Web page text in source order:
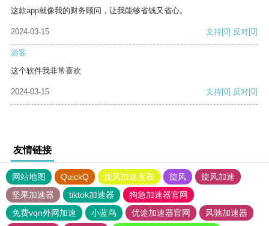
这款app就像我的财务顾问，让我能够省钱又省心。
2024-03-15 支持[0] 反对[0]
游客
这个软件我非常喜欢
2024-03-15 支持[0] 反对[0]
友情链接
网站地图 QuickQ 旋风加速度器 旋风
旋风加速
坚果加速器
tiktok加速器
狗急加速器官网
免费vqn外网加速
小蓝鸟 优途加速器官网
风驰加速器